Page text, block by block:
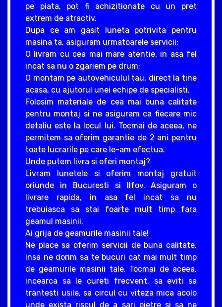
pe piata, pot fi achizitionate cu un pret
extrem de atractiv.
Dupa ce am gasit luneta potrivita pentru
masina ta, asiguram urmatoarele servicii:
O livram cu cea mai mare atentie, in asa fel
incat sa nu o zgariem pe drum;
O montam pe autovehiculul tau, direct la tine
acasa, cu ajutorul unei echipe de specialisti.
Folosim materiale de cea mai buna calitate
pentru montaj si ne asiguram ca fiecare mic
detaliu este la locul lui. Tocmai de aceea, ne
permitem sa oferim garantie de 2 ani pentru
toate lucrarile pe care le-am efectua.
Unde putem livra si oferi montaj?
Livram lunetele si oferim montaj gratuit
oriunde in Bucuresti si Ilfov. Asiguram o
livrare rapida, in asa fel incat sa nu
trebuiasca sa stai foarte mult timp fara
geamul masinii.
Ai grija de geamurile masinii tale!
Ne place sa oferim servicii de buna calitate,
insa ne dorim sa te bucuri cat mai mult timp
de geamurile masinii tale. Tocmai de aceea,
incearca sa le cureti frecvent, sa eviti sa
trantesti usile, sa circul cu viteza mica acolo
unde exista riscul de a sari pietre si sa ne